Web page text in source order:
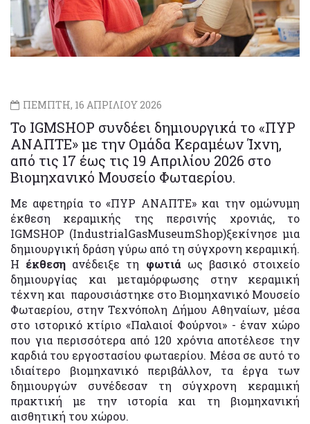
ΠΕΜΠΤΗ, 16 ΑΠΡΙΛΙΟΥ 2026
Το IGMSHOP συνδέει δημιουργικά το «ΠΥΡ
ΑΝΑΠΤΕ» με την Oμάδα Κεραμέων Ίχνη,
από τις 17 έως τις 19 Απριλίου 2026 στο
Βιομηχανικό Μουσείο Φωταερίου.
Με αφετηρία το «ΠΥΡ ΑΝΑΠΤΕ» και την ομώνυμη
έκθεση κεραμικής της περσινής χρονιάς, το
IGMSHOP (IndustrialGasMuseumShop)ξεκίνησε μια
δημιουργική δράση γύρω από τη σύγχρονη κεραμική.
Η έκθεση ανέδειξε τη φωτιά ως βασικό στοιχείο
δημιουργίας και μεταμόρφωσης στην κεραμική
τέχνη και παρουσιάστηκε στο Βιομηχανικό Μουσείο
Φωταερίου, στην Τεχνόπολη Δήμου Αθηναίων, μέσα
στο ιστορικό κτίριο «Παλαιοί Φούρνοι» - έναν χώρο
που για περισσότερα από 120 χρόνια αποτέλεσε την
καρδιά του εργοστασίου φωταερίου. Μέσα σε αυτό το
ιδιαίτερο βιομηχανικό περιβάλλον, τα έργα των
δημιουργών συνέδεσαν τη σύγχρονη κεραμική
πρακτική με την ιστορία και τη βιομηχανική
αισθητική του χώρου.